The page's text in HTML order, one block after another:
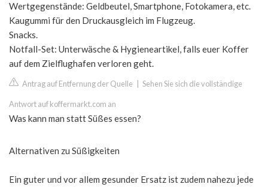
Wertgegenstände: Geldbeutel, Smartphone, Fotokamera, etc.
Kaugummi für den Druckausgleich im Flugzeug.
Snacks.
Notfall-Set: Unterwäsche & Hygieneartikel, falls euer Koffer
auf dem Zielflughafen verloren geht.
Antrag auf Entfernung der Quelle Sehen Sie sich die vollständige
Antwort auf koffermarkt.com an
Was kann man statt Süßes essen?
Alternativen zu Süßigkeiten
Ein guter und vor allem gesunder Ersatz ist zudem nahezu jede